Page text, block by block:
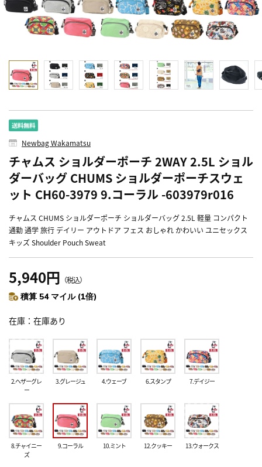
Newbag Wakamatsu
チャムス ショルダーポーチ 2WAY 2.5L ショル
ダーバッグ CHUMS ショルダーポーチスウェ
ット CH60-3979 9.コーラル -603979r016
チャムス CHUMS ショルダーポーチ ショルダーバッグ 2.5L 軽量 コンパクト
通勤 通学 旅行 デイリー アウトドア フェス おしゃれ かわいい ユニセックス
キッズ Shoulder Pouch Sweat
5,940円 （税込）
積算 54 マイル (1倍)
在庫 在庫あり
2.ヘザーグレ
ー
3.グレージュ 4.ウェーブ 6.スタンプ 7.デイジー
8.チャイニー
ズ
9.コーラル 10.ミント 12.クッキー 13.ウォークス